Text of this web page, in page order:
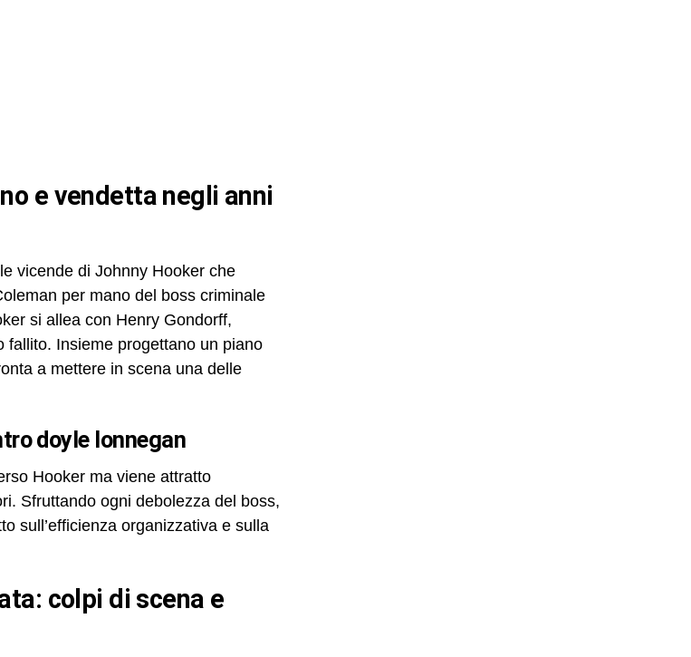
vicende di Johnny Hooker che
per mano del boss criminale
si allea con Henry Gondorff,
fallito. Insieme progettano un piano
a mettere in scena una delle
doyle lonnegan
Hooker ma viene attratto
Sfruttando ogni debolezza del boss,
sull’efficienza organizzativa e sulla